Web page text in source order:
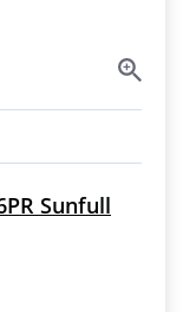
Sunfull